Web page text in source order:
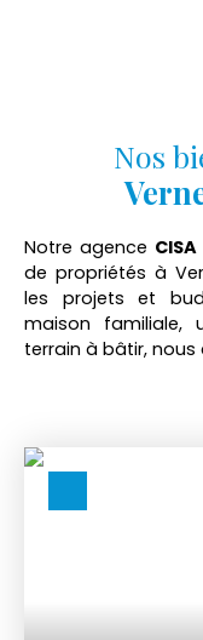
Nos
Notre agence CISA
de propriétés à
les projets et
maison familiale,
terrain à bâtir, nous